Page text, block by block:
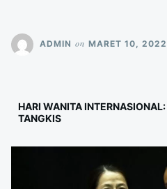
ADMIN on MARET 10, 2022
HARI WANITA
TANGKIS